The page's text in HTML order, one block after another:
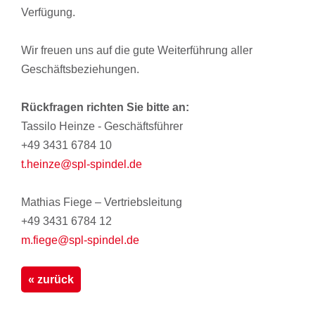
Verfügung.
Wir freuen uns auf die gute Weiterführung aller
Geschäftsbeziehungen.
Rückfragen richten Sie bitte an:
Tassilo Heinze - Geschäftsführer
+49 3431 6784 10
t.heinze@spl-spindel.de
Mathias Fiege – Vertriebsleitung
+49 3431 6784 12
m.fiege@spl-spindel.de
« zurück